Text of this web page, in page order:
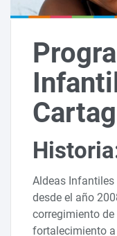
Aldeas Infantiles
desde el año
corregimiento
fortalecimiento